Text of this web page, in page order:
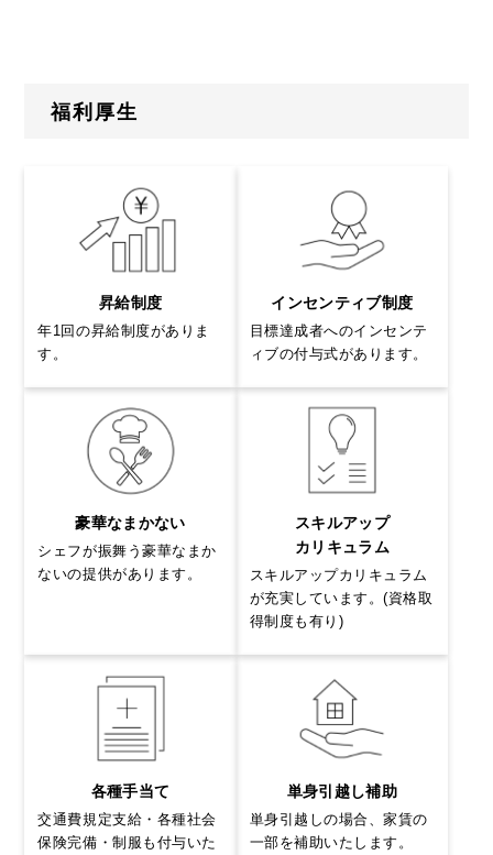
福利厚生
昇給制度
年1回の昇給制度がありま
す。
インセンティブ制度
目標達成者へのインセンテ
ィブの付与式があります。
豪華なまかない
シェフが振舞う豪華なまか
ないの提供があります。
スキルアップ
カリキュラム
スキルアップカリキュラム
が充実しています。(資格取
得制度も有り)
各種手当て
交通費規定支給・各種社会
保険完備・制服も付与いた
単身引越し補助
単身引越しの場合、家賃の
一部を補助いたします。